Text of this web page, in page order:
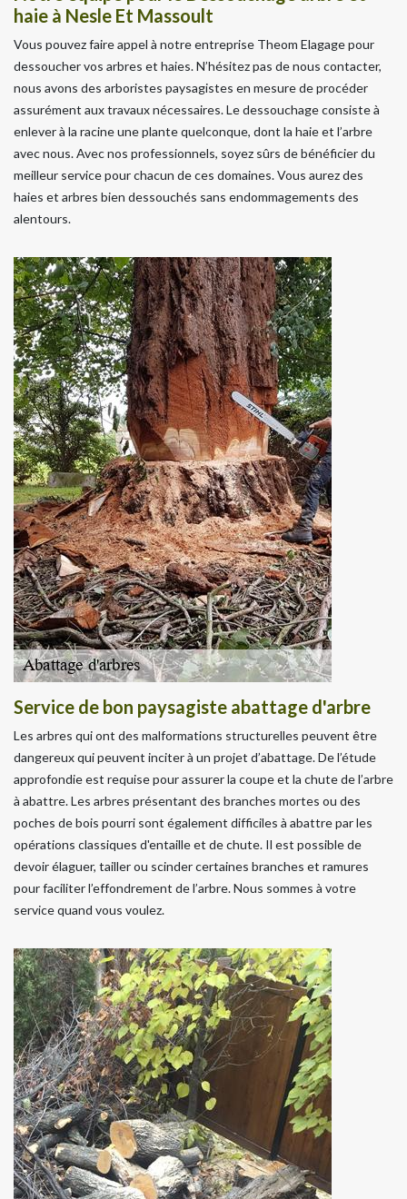
haie à Nesle Et Massoult
Vous pouvez faire appel à notre entreprise Theom Elagage pour
dessoucher vos arbres et haies. N’hésitez pas de nous contacter,
nous avons des arboristes paysagistes en mesure de procéder
assurément aux travaux nécessaires. Le dessouchage consiste à
enlever à la racine une plante quelconque, dont la haie et l’arbre
avec nous. Avec nos professionnels, soyez sûrs de bénéficier du
meilleur service pour chacun de ces domaines. Vous aurez des
haies et arbres bien dessouchés sans endommagements des
alentours.
Service de bon paysagiste abattage d'arbre
Les arbres qui ont des malformations structurelles peuvent être
dangereux qui peuvent inciter à un projet d’abattage. De l’étude
approfondie est requise pour assurer la coupe et la chute de l’arbre
à abattre. Les arbres présentant des branches mortes ou des
poches de bois pourri sont également difficiles à abattre par les
opérations classiques d'entaille et de chute. Il est possible de
devoir élaguer, tailler ou scinder certaines branches et ramures
pour faciliter l’effondrement de l’arbre. Nous sommes à votre
service quand vous voulez.